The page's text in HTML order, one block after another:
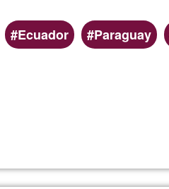
Ecuador Paraguay